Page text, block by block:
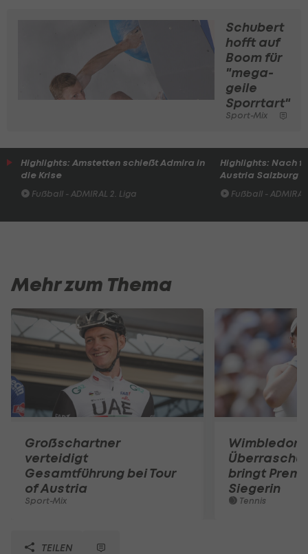
Schubert
hofft auf
Boom für
"mega-
geile
Sporrtart"
Sport-Mix
Highlights: Amstetten schießt Admira in
die Krise
Fußball - ADMIRAL 2. Liga
Highlights: Nach
Austria Salzburg
Fußball -
Mehr zum Thema
Großschartner
verteidigt
Gesamtführung bei Tour
of Austria
Sport-Mix
Wimbledon:
bringt
Siegerin
Tennis
TEILEN